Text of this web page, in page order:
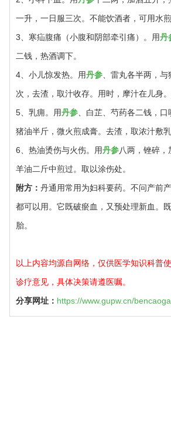
一升，一日服三次。不能饮酒者，可用水煎
3、寒疝腹痛（小腹和阴部牵引痛）。用丹
二钱，热酒调下。
4、小儿惊发热。用丹参 、雷丸各半两，
次，去渣，取汁收存。用时，摩汁在儿身
5、乳痈。用丹参 、白芷、芍药各二钱，
猪油半斤，微火煎成膏。去渣，取浓汁敷乳
6、热油烫伤与火伤。用丹参八两，锉碎，
羊油二斤中煎过。取以涂伤处。
附方： 丹通用常用为妇科要药。不问产前
都可以用。它既破瘀血，又预处理新血。
胎。
以上内容均源自网络，仅供医学知识科普
诊疗意见，具体决策请遵医嘱。
分享网址： https://www.gupw.cn/